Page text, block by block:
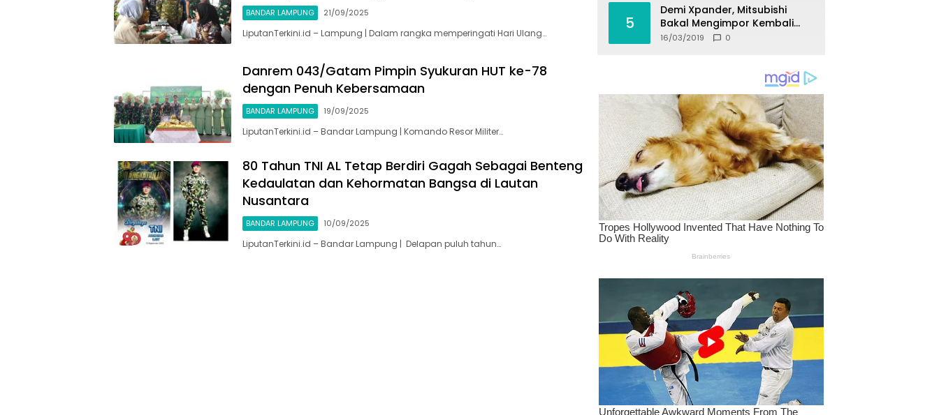
BANDAR LAMPUNG 21/09/2025
LiputanTerkini.id – Lampung | Dalam rangka memperingati Hari Ulang…
Danrem 043/Gatam Pimpin Syukuran HUT ke-78
dengan Penuh Kebersamaan
BANDAR LAMPUNG 19/09/2025
LiputanTerkini.id – Bandar Lampung | Komando Resor Militer…
80 Tahun TNI AL Tetap Berdiri Gagah Sebagai Benteng
Kedaulatan dan Kehormatan Bangsa di Lautan
Nusantara
BANDAR LAMPUNG 10/09/2025
LiputanTerkini.id – Bandar Lampung | Delapan puluh tahun…
5
Demi Xpander, Mitsubishi
Bakal Mengimpor Kembali
Pajero Sport
16/03/2019 0